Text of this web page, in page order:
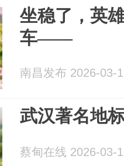
坐稳了，英
车——
南昌发布 2026-03-
武汉著名地
蔡甸在线 2026-03-